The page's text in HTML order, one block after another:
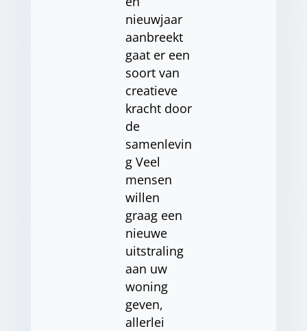
nieuwjaar
aanbreekt
gaat er een
soort van
creatieve
kracht door
de
samenlevin
g Veel
mensen
willen
graag een
nieuwe
uitstraling
aan uw
woning
geven,
allerlei